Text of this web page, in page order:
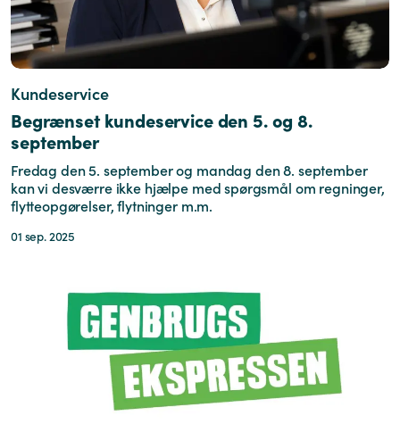
Kundeservice
Begrænset kundeservice den 5. og 8.
september
Fredag den 5. september og mandag den 8. september
kan vi desværre ikke hjælpe med spørgsmål om regninger,
flytteopgørelser, flytninger m.m.
01 sep. 2025